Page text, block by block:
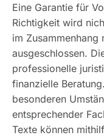
Eine Garantie für
Richtigkeit wird
im
ausgeschlossen.
professionelle
finanzielle
besonderen
entsprechender
Texte können